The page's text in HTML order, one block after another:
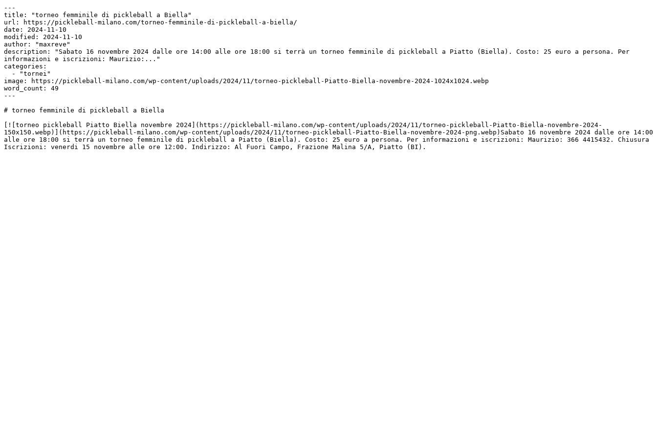
---
title: "torneo femminile di pickleball a Biella"
url: https://pickleball-milano.com/torneo-femminile-di-pickleball-a-biella/
date: 2024-11-10
modified: 2024-11-10
author: "maxreve"
description: "Sabato 16 novembre 2024 dalle ore 14:00 alle ore 18:00 si terrà un torneo femminile di pickleball a Piatto (Biella). Costo: 25 euro a persona. Per
informazioni e iscrizioni: Maurizio:..."
categories:
image: https://pickleball-milano.com/wp-content/uploads/2024/11/torneo-pickleball-Piatto-Biella-novembre-2024-1024x1024.webp
word_count: 49
---
# torneo femminile di pickleball a Biella
[![torneo pickleball Piatto Biella novembre 2024](https://pickleball-milano.com/wp-content/uploads/2024/11/torneo-pickleball-Piatto-Biella-novembre-2024-
150x150.webp)](https://pickleball-milano.com/wp-content/uploads/2024/11/torneo-pickleball-Piatto-Biella-novembre-2024-png.webp)Sabato 16 novembre 2024 dalle ore 14:00
alle ore 18:00 si terrà un torneo femminile di pickleball a Piatto (Biella). Costo: 25 euro a persona. Per informazioni e iscrizioni: Maurizio: 366 4415432. Chiusura
Iscrizioni: venerdi 15 novembre alle ore 12:00. Indirizzo: Al Fuori Campo, Frazione Malina 5/A, Piatto (BI).